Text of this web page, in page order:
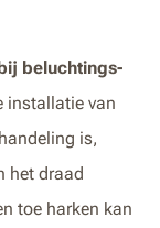
beluchtings-
installatie van
is,
het draad
toe harken kan